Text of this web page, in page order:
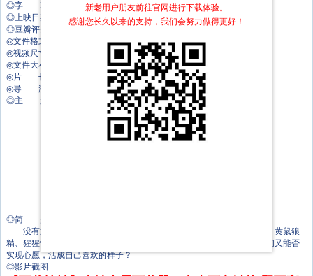
◎字 幕 中英双字幕
◎上映日期 2025-08-02(中国大陆)/2025-07-26(FIRST青年电影展)
◎豆瓣评分 8.5/10 from 435023 users
◎文件格式 x264 + ACC
◎视频尺寸 1920 x 1080
◎文件大小 2939 MB
◎片 长 118 Mins
◎导 演 於水
◎主 演 陈子平
◎简 介
没有通天本领也能踏上取经路？小猪妖决定离开浪浪山，和蛤蟆精、黄鼠狼
精、猩猩怪组团取经。西行路上，小妖怪们将遇到怎样的考验？最终他们又能否
实现心愿，活成自己喜欢的样子？
◎影片截图
新老用户朋友前往官网进行下载体验。
感谢您长久以来的支持，我们会努力做得更好！